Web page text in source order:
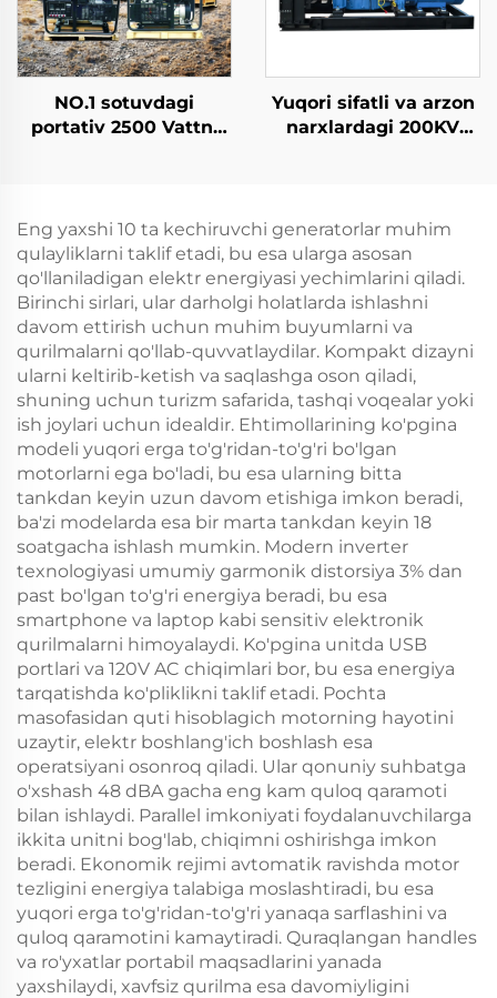
NO.1 sotuvdagi
portativ 2500 Vattni
generator
Yuqori sifatli va arzon
narxlardagi 200KV
Eng yaxshi 10 ta kechiruvchi generatorlar muhim
qulayliklarni taklif etadi, bu esa ularga asosan
qo'llaniladigan elektr energiyasi yechimlarini qiladi.
Birinchi sirlari, ular darholgi holatlarda ishlashni
davom ettirish uchun muhim buyumlarni va
qurilmalarni qo'llab-quvvatlaydilar. Kompakt dizayni
ularni keltirib-ketish va saqlashga oson qiladi,
shuning uchun turizm safarida, tashqi voqealar yoki
ish joylari uchun idealdir. Ehtimollarining ko'pgina
modeli yuqori erga to'g'ridan-to'g'ri bo'lgan
motorlarni ega bo'ladi, bu esa ularning bitta
tankdan keyin uzun davom etishiga imkon beradi,
ba'zi modelarda esa bir marta tankdan keyin 18
soatgacha ishlash mumkin. Modern inverter
texnologiyasi umumiy garmonik distorsiya 3% dan
past bo'lgan to'g'ri energiya beradi, bu esa
smartphone va laptop kabi sensitiv elektronik
qurilmalarni himoyalaydi. Ko'pgina unitda USB
portlari va 120V AC chiqimlari bor, bu esa energiya
tarqatishda ko'pliklikni taklif etadi. Pochta
masofasidan quti hisoblagich motorning hayotini
uzaytir, elektr boshlang'ich boshlash esa
operatsiyani osonroq qiladi. Ular qonuniy suhbatga
o'xshash 48 dBA gacha eng kam quloq qaramoti
bilan ishlaydi. Parallel imkoniyati foydalanuvchilarga
ikkita unitni bog'lab, chiqimni oshirishga imkon
beradi. Ekonomik rejimi avtomatik ravishda motor
tezligini energiya talabiga moslashtiradi, bu esa
yuqori erga to'g'ridan-to'g'ri yanaqa sarflashini va
quloq qaramotini kamaytiradi. Quraqlangan handles
va ro'yxatlar portabil maqsadlarini yanada
yaxshilaydi, xavfsiz qurilma esa davomiyligini